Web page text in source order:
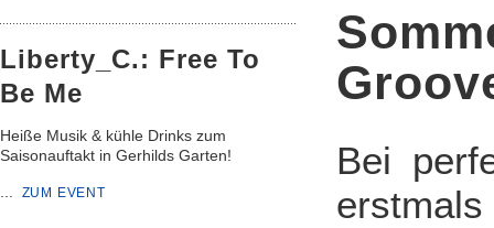
Liberty_C.: Free To
Be Me
Heiße Musik & kühle Drinks zum
Saisonauftakt in Gerhilds Garten!
ZUM EVENT
Bei